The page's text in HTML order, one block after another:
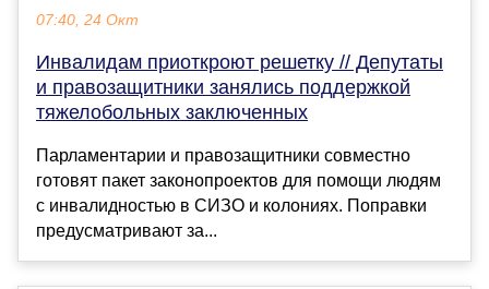
07:40, 24 Окт
Инвалидам приоткроют решетку // Депутаты
и правозащитники занялись поддержкой
тяжелобольных заключенных
Парламентарии и правозащитники совместно
готовят пакет законопроектов для помощи людям
с инвалидностью в СИЗО и колониях. Поправки
предусматривают за...